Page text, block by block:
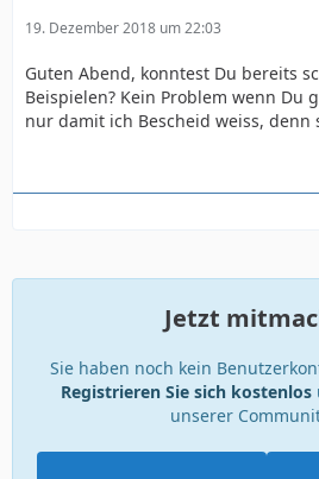
19. Dezember 2018 um 22:03
Guten Abend, konntest Du bereits
Beispielen? Kein Problem wenn Du
nur damit ich Bescheid weiss, denn
Jetzt
Sie haben noch kein
Registrieren Sie sich kostenlos
unserer